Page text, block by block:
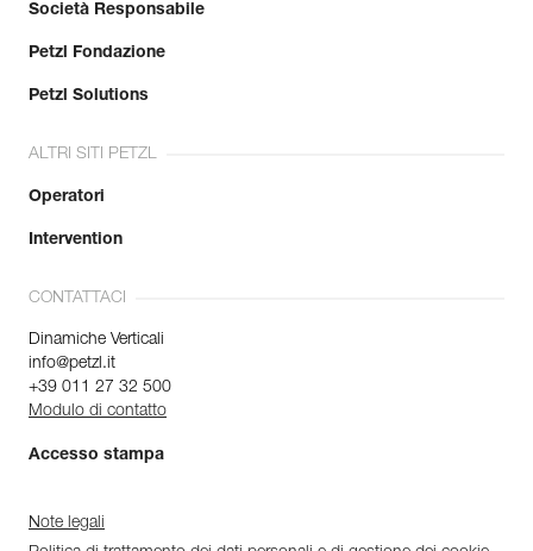
Società Responsabile
Petzl Fondazione
Petzl Solutions
ALTRI SITI PETZL
Operatori
Intervention
CONTATTACI
Dinamiche Verticali
info@petzl.it
+39 011 27 32 500
Modulo di contatto
Accesso stampa
Note legali